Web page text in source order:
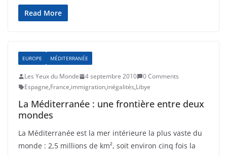
Read More
EUROPE MÉDITERRANÉE
Les Yeux du Monde 4 septembre 2010
0 Comments
Espagne,France,immigration,inégalités,Libye
La Méditerranée : une frontière entre deux
mondes
La Méditerranée est la mer intérieure la plus vaste du
monde : 2,5 millions de km², soit environ cinq fois la